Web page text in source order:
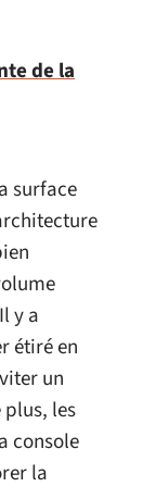
de la
surface
y a
étiré en
un
les
console
la